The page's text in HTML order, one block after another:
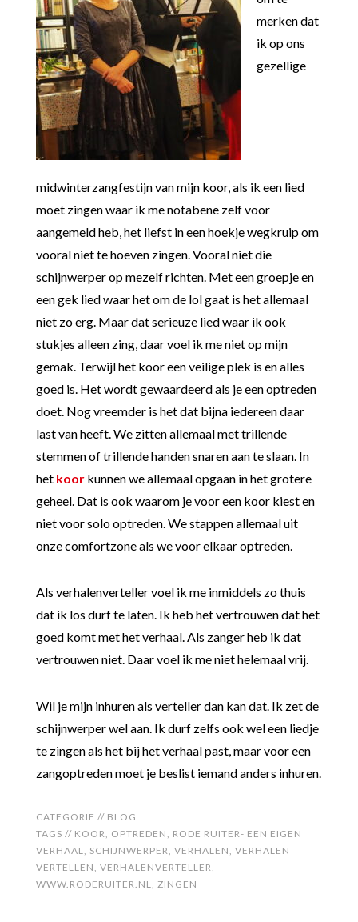
merken dat
ik op ons
gezellige
midwinterzangfestijn van mijn koor, als ik een lied
moet zingen waar ik me notabene zelf voor
aangemeld heb, het liefst in een hoekje wegkruip om
vooral niet te hoeven zingen. Vooral niet die
schijnwerper op mezelf richten. Met een groepje en
een gek lied waar het om de lol gaat is het allemaal
niet zo erg. Maar dat serieuze lied waar ik ook
stukjes alleen zing, daar voel ik me niet op mijn
gemak. Terwijl het koor een veilige plek is en alles
goed is. Het wordt gewaardeerd als je een optreden
doet. Nog vreemder is het dat bijna iedereen daar
last van heeft. We zitten allemaal met trillende
stemmen of trillende handen snaren aan te slaan. In
het koorkunnen we allemaal opgaan in het grotere
geheel. Dat is ook waarom je voor een koor kiest en
niet voor solo optreden. We stappen allemaal uit
onze comfortzone als we voor elkaar optreden.
Als verhalenverteller voel ik me inmiddels zo thuis
dat ik los durf te laten. Ik heb het vertrouwen dat het
goed komt met het verhaal. Als zanger heb ik dat
vertrouwen niet. Daar voel ik me niet helemaal vrij.
Wil je mijn inhuren als verteller dan kan dat. Ik zet de
schijnwerper wel aan. Ik durf zelfs ook wel een liedje
te zingen als het bij het verhaal past, maar voor een
zangoptreden moet je beslist iemand anders inhuren.
CATEGORIE // BLOG
TAGS // KOOR, OPTREDEN, RODE RUITER- EEN EIGEN
VERHAAL, SCHIJNWERPER, VERHALEN, VERHALEN
VERTELLEN, VERHALENVERTELLER,
WWW.RODERUITER.NL, ZINGEN